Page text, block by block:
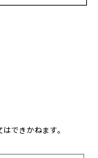
できかねます。